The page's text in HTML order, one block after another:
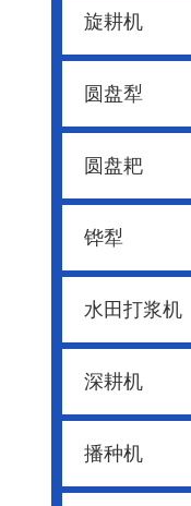
旋耕机
圆盘犁
圆盘耙
铧犁
水田打浆机
深耕机
播种机